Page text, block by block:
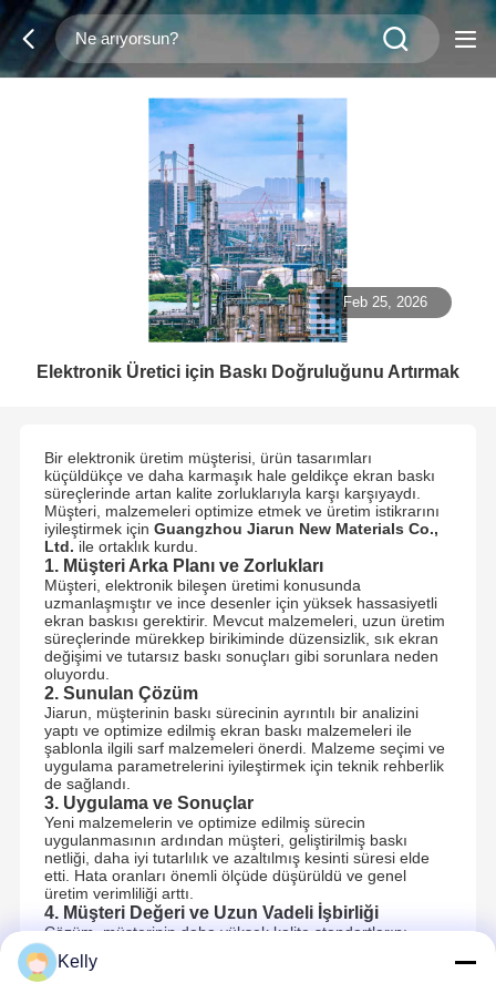
Feb 25, 2026
Elektronik Üretici için Baskı Doğruluğunu Artırmak
Bir elektronik üretim müşterisi, ürün tasarımları
küçüldükçe ve daha karmaşık hale geldikçe ekran baskı
süreçlerinde artan kalite zorluklarıyla karşı karşıyaydı.
Müşteri, malzemeleri optimize etmek ve üretim istikrarını
iyileştirmek için Guangzhou Jiarun New Materials Co.,
Ltd. ile ortaklık kurdu.
1. Müşteri Arka Planı ve Zorlukları
Müşteri, elektronik bileşen üretimi konusunda
uzmanlaşmıştır ve ince desenler için yüksek hassasiyetli
ekran baskısı gerektirir. Mevcut malzemeleri, uzun üretim
süreçlerinde mürekkep birikiminde düzensizlik, sık ekran
değişimi ve tutarsız baskı sonuçları gibi sorunlara neden
oluyordu.
2. Sunulan Çözüm
Jiarun, müşterinin baskı sürecinin ayrıntılı bir analizini
yaptı ve optimize edilmiş ekran baskı malzemeleri ile
şablonla ilgili sarf malzemeleri önerdi. Malzeme seçimi ve
uygulama parametrelerini iyileştirmek için teknik rehberlik
de sağlandı.
3. Uygulama ve Sonuçlar
Yeni malzemelerin ve optimize edilmiş sürecin
uygulanmasının ardından müşteri, geliştirilmiş baskı
netliği, daha iyi tutarlılık ve azaltılmış kesinti süresi elde
etti. Hata oranları önemli ölçüde düşürüldü ve genel
üretim verimliliği arttı.
4. Müşteri Değeri ve Uzun Vadeli İşbirliği
Çözüm, müşterinin daha yüksek kalite standartlarını
karşılarken seri üretimi stabilize etmesine yardımcı oldu.
Bu başarılı işbirliği, uzun vadeli işbirliği ve daha fazla
süreç optimizasyonu için temel oluşturdu.
Kelly